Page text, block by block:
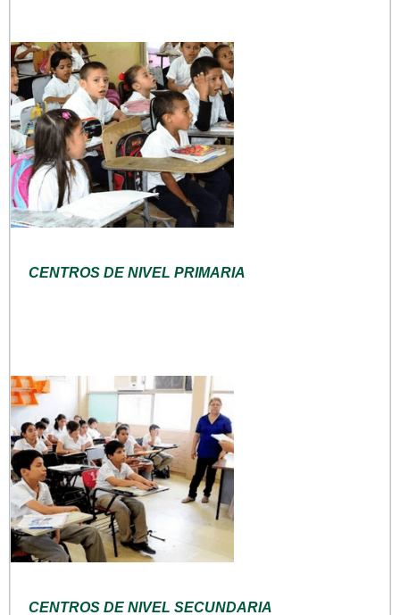
CENTROS DE NIVEL PRIMARIA
CENTROS DE NIVEL SECUNDARIA